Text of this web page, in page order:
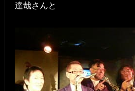
達哉さんと